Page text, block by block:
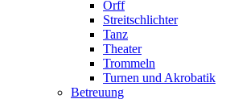
Orff
Streitschlichter
Tanz
Theater
Trommeln
Turnen und Akrobatik
Betreuung